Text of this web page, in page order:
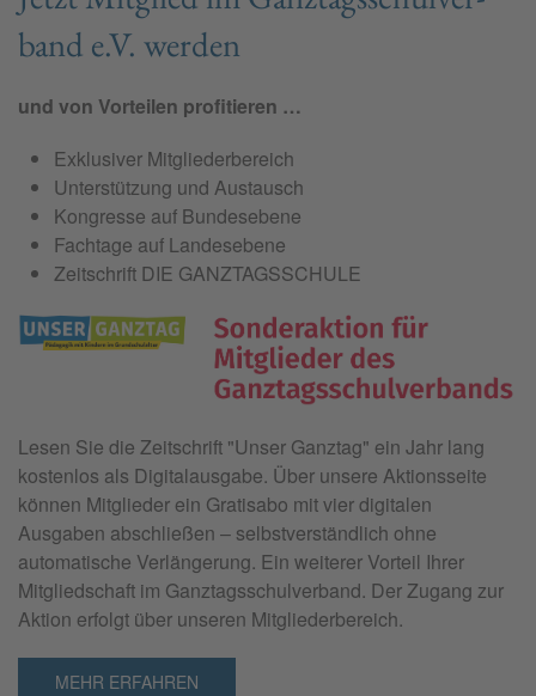
band e.V. wer­den
und von Vorteilen profitieren …
Exklusiver Mitgliederbereich
Unterstützung und Austausch
Kongresse auf Bundesebene
Fachtage auf Landesebene
Zeitschrift DIE GANZTAGSSCHULE
Lesen Sie die Zeitschrift "Unser Ganztag" ein Jahr lang
kostenlos als Digitalausgabe. Über unsere Aktionsseite
können Mitglieder ein Gratisabo mit vier digitalen
Ausgaben abschließen – selbstverständlich ohne
automatische Verlängerung. Ein weiterer Vorteil Ihrer
Mitgliedschaft im Ganztagsschulverband. Der Zugang zur
Aktion erfolgt über unseren Mitgliederbereich.
MEHR ERFAHREN